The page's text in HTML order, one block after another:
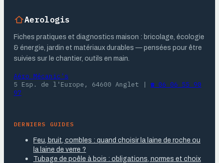
Aerologis
Fiches pratiques et diagnostics maison : bricolage, écologie
& énergie, jardin et matériaux durables — pensées pour être
suivies sur le chantier, outils en main.
Aéro Mécanic's
5 Esp. de l'Europe, 64600 Anglet | ☎ 06 06 55 90
97
DERNIERS GUIDES
Feu, bruit, combles : quand choisir la laine de roche ou
la laine de verre ?
Tubage de poêle à bois : obligations, normes et choix